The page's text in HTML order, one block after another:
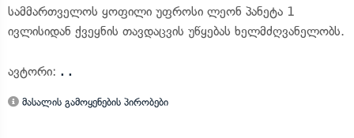
სამმართველოს ყოფილი უფროსი ლეონ პანეტა 1
ივლისიდან ქვეყნის თავდაცვის უწყებას ხელმძღვანელობს.
ავტორი: . .
მასალის გამოყენების პირობები